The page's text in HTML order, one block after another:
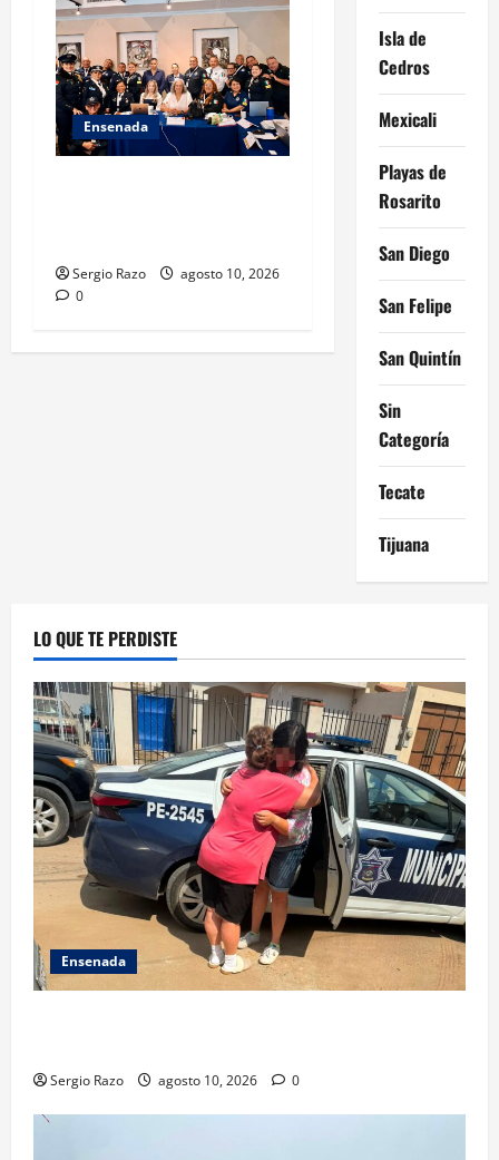
Ensenada
Sergio Razo
agosto 10, 2026
0
Isla de
Cedros
Mexicali
Playas de
Rosarito
San Diego
San Felipe
San Quintín
Sin
Categoría
Tecate
Tijuana
LO QUE TE PERDISTE
Ensenada
Sergio Razo agosto 10, 2026 0